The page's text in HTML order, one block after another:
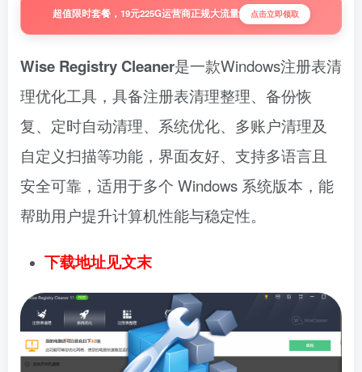
超值限时套餐，19元225G运营商正规大流量 点击立即领取
Wise Registry Cleaner是一款Windows注册表清
理优化工具，具备注册表清理整理、备份恢
复、定时自动清理、系统优化、多账户清理及
自定义扫描等功能，界面友好、支持多语言且
安全可靠，适用于多个 Windows 系统版本，能
帮助用户提升计算机性能与稳定性。
下载地址见文末